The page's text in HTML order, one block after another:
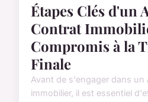
Étapes Clés d'un
Contrat
Compromis à la
Finale
Avant de s'engager dans
immobilier, il est essentiel